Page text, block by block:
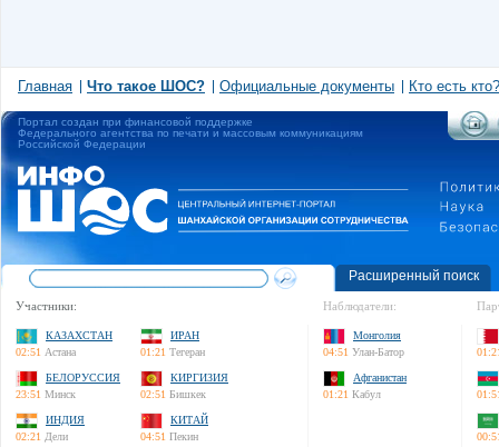
Главная Что такое ШОС? Официальные документы Кто есть кто?
Портал создан при финансовой поддержке
Федерального агентства по печати и массовым коммуникациям
Российской Федерации
Расширенный поиск
Участники:
КАЗАХСТАН
02:51 Астана
ИРАН
01:21 Тегеран
БЕЛОРУССИЯ
23:51 Минск
КИРГИЗИЯ
02:51 Бишкек
ИНДИЯ
02:21 Дели
КИТАЙ
04:51 Пекин
Наблюдатели:
Монголия
04:51 Улан-Батор
Афганистан
01:21 Кабул